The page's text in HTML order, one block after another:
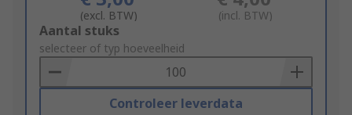
(excl. BTW) (incl. BTW)
Add
to
Basket
Aantal stuks
selecteer of typ hoeveelheid
Controleer leverdata